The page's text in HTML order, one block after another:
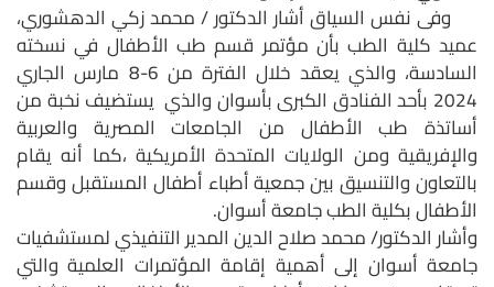
وفى نفس السياق أشار الدكتور / محمد زكي الدهشوري،
عميد كلية الطب بأن مؤتمر قسم طب الأطفال في نسخته
السادسة، والذي يعقد خلال الفترة من 6-8 مارس الجاري
2024 بأحد الفنادق الكبرى بأسوان والذي يستضيف نخبة من
أساتذة طب الأطفال من الجامعات المصرية والعربية
والإفريقية ومن الولايات المتحدة الأمريكية ،كما أنه يقام
بالتعاون والتنسيق بين جمعية أطباء أطفال المستقبل وقسم
الأطفال بكلية الطب جامعة أسوان.
وأشار الدكتور/ محمد صلاح الدين المدير التنفيذي لمستشفيات
جامعة أسوان إلى أهمية إقامة المؤتمرات العلمية والتي